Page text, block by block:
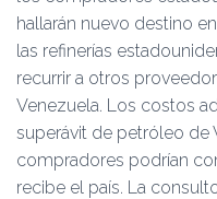
hallarán nuevo destino
las refinerías
recurrir a otros
Venezuela. Los costos
superávit de petróleo de
compradores podrían
recibe el país. La